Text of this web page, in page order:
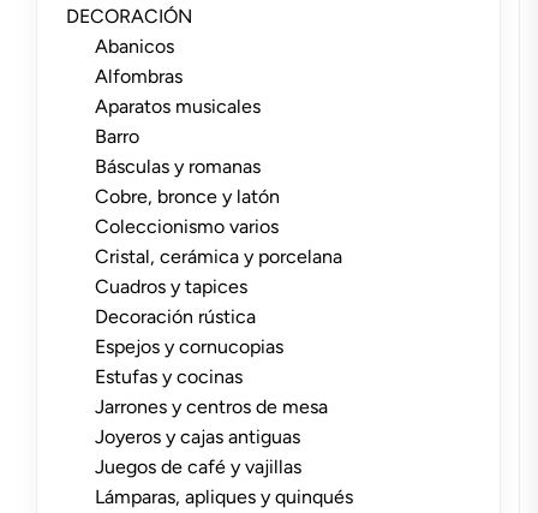
DECORACIÓN
Abanicos
Alfombras
Aparatos musicales
Barro
Básculas y romanas
Cobre, bronce y latón
Coleccionismo varios
Cristal, cerámica y porcelana
Cuadros y tapices
Decoración rústica
Espejos y cornucopias
Estufas y cocinas
Jarrones y centros de mesa
Joyeros y cajas antiguas
Juegos de café y vajillas
Lámparas, apliques y quinqués